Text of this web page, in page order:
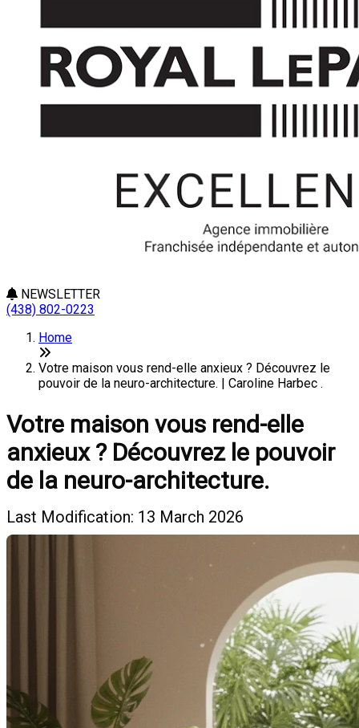
NEWSLETTER
(438) 802-0223
Home
Votre maison vous rend-elle anxieux ? Découvrez le
pouvoir de la neuro-architecture. | Caroline Harbec .
Votre maison vous rend-elle
anxieux ? Découvrez le pouvoir
de la neuro-architecture.
Last Modification: 13 March 2026